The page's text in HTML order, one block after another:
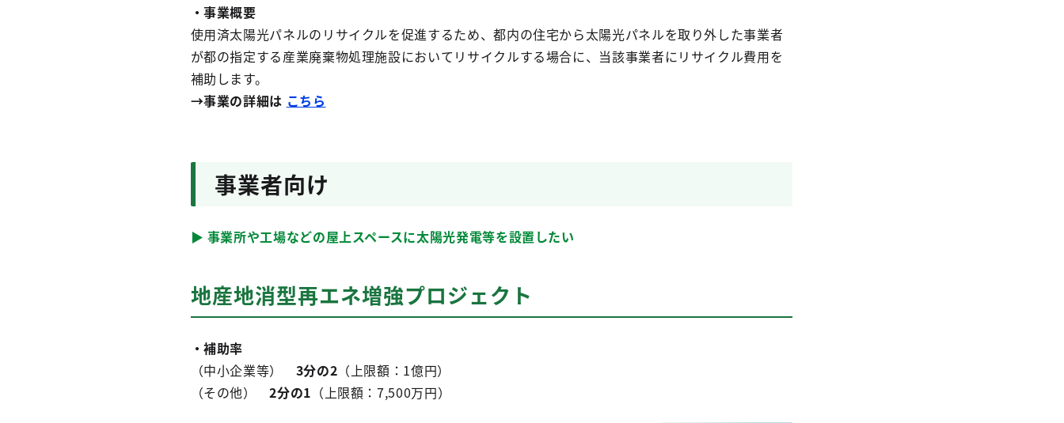
・事業概要
使用済太陽光パネルのリサイクルを促進するため、都内の住宅から太陽光パネルを取り外した事業者
が都の指定する産業廃棄物処理施設においてリサイクルする場合に、当該事業者にリサイクル費用を
補助します。
→事業の詳細は こちら
事業者向け
▶ 事業所や工場などの屋上スペースに太陽光発電等を設置したい
地産地消型再エネ増強プロジェクト
・補助率
（中小企業等） 3分の2 （上限額：1億円）
（その他）2分の1 （上限額：7,500万円）